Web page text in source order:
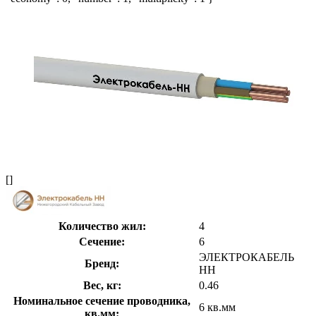
[]
Количество жил:
4
Сечение:
6
Бренд:
ЭЛЕКТРОКАБЕЛЬ
НН
Вес, кг:
0.46
Номинальное сечение проводника,
кв.мм:
6 кв.мм